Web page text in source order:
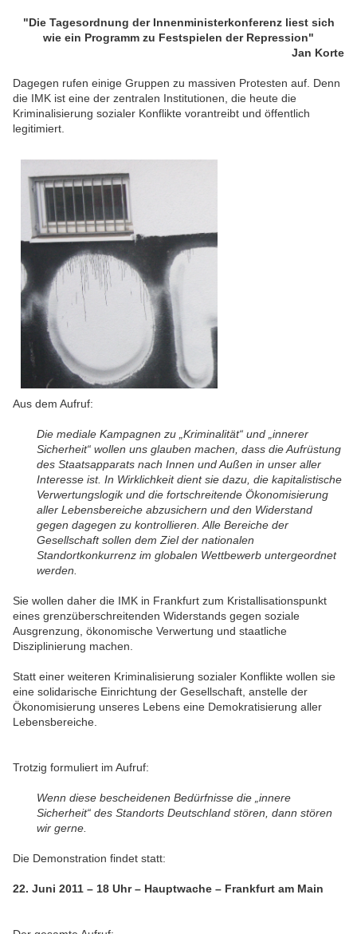
"Die Tagesordnung der Innenministerkonferenz liest sich
wie ein Programm zu Festspielen der Repression"
Jan Korte
Dagegen rufen einige Gruppen zu massiven Protesten auf. Denn
die IMK ist eine der zentralen Institutionen, die heute die
Kriminalisierung sozialer Konflikte vorantreibt und öffentlich
legitimiert.
Aus dem Aufruf:
Die mediale Kampagnen zu „Kriminalität“ und „innerer
Sicherheit“ wollen uns glauben machen, dass die Aufrüstung
des Staatsapparats nach Innen und Außen in unser aller
Interesse ist. In Wirklichkeit dient sie dazu, die kapitalistische
Verwertungslogik und die fortschreitende Ökonomisierung
aller Lebensbereiche abzusichern und den Widerstand
gegen dagegen zu kontrollieren. Alle Bereiche der
Gesellschaft sollen dem Ziel der nationalen
Standortkonkurrenz im globalen Wettbewerb untergeordnet
werden.
Sie wollen daher die IMK in Frankfurt zum Kristallisationspunkt
eines grenzüberschreitenden Widerstands gegen soziale
Ausgrenzung, ökonomische Verwertung und staatliche
Disziplinierung machen.
Statt einer weiteren Kriminalisierung sozialer Konflikte wollen sie
eine solidarische Einrichtung der Gesellschaft, anstelle der
Ökonomisierung unseres Lebens eine Demokratisierung aller
Lebensbereiche.
Trotzig formuliert im Aufruf:
Wenn diese bescheidenen Bedürfnisse die „innere
Sicherheit“ des Standorts Deutschland stören, dann stören
wir gerne.
Die Demonstration findet statt:
22. Juni 2011 – 18 Uhr – Hauptwache – Frankfurt am Main